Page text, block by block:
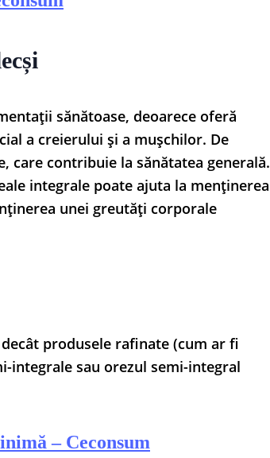
sănătoase, deoarece oferă
a creierului și a mușchilor. De
care contribuie la sănătatea generală.
integrale poate ajuta la menținerea
unei greutăți corporale
produsele rafinate (cum ar fi
integrale sau orezul semi-integral
– Ceconsum